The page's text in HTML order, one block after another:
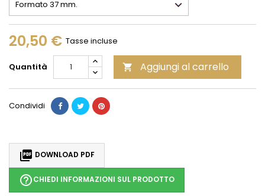
20,50 € Tasse incluse
Quantità  Aggiungi al carrello
Condividi
 DOWNLOAD PDF
help_outlineCHIEDI INFORMAZIONI SUL PRODOTTO